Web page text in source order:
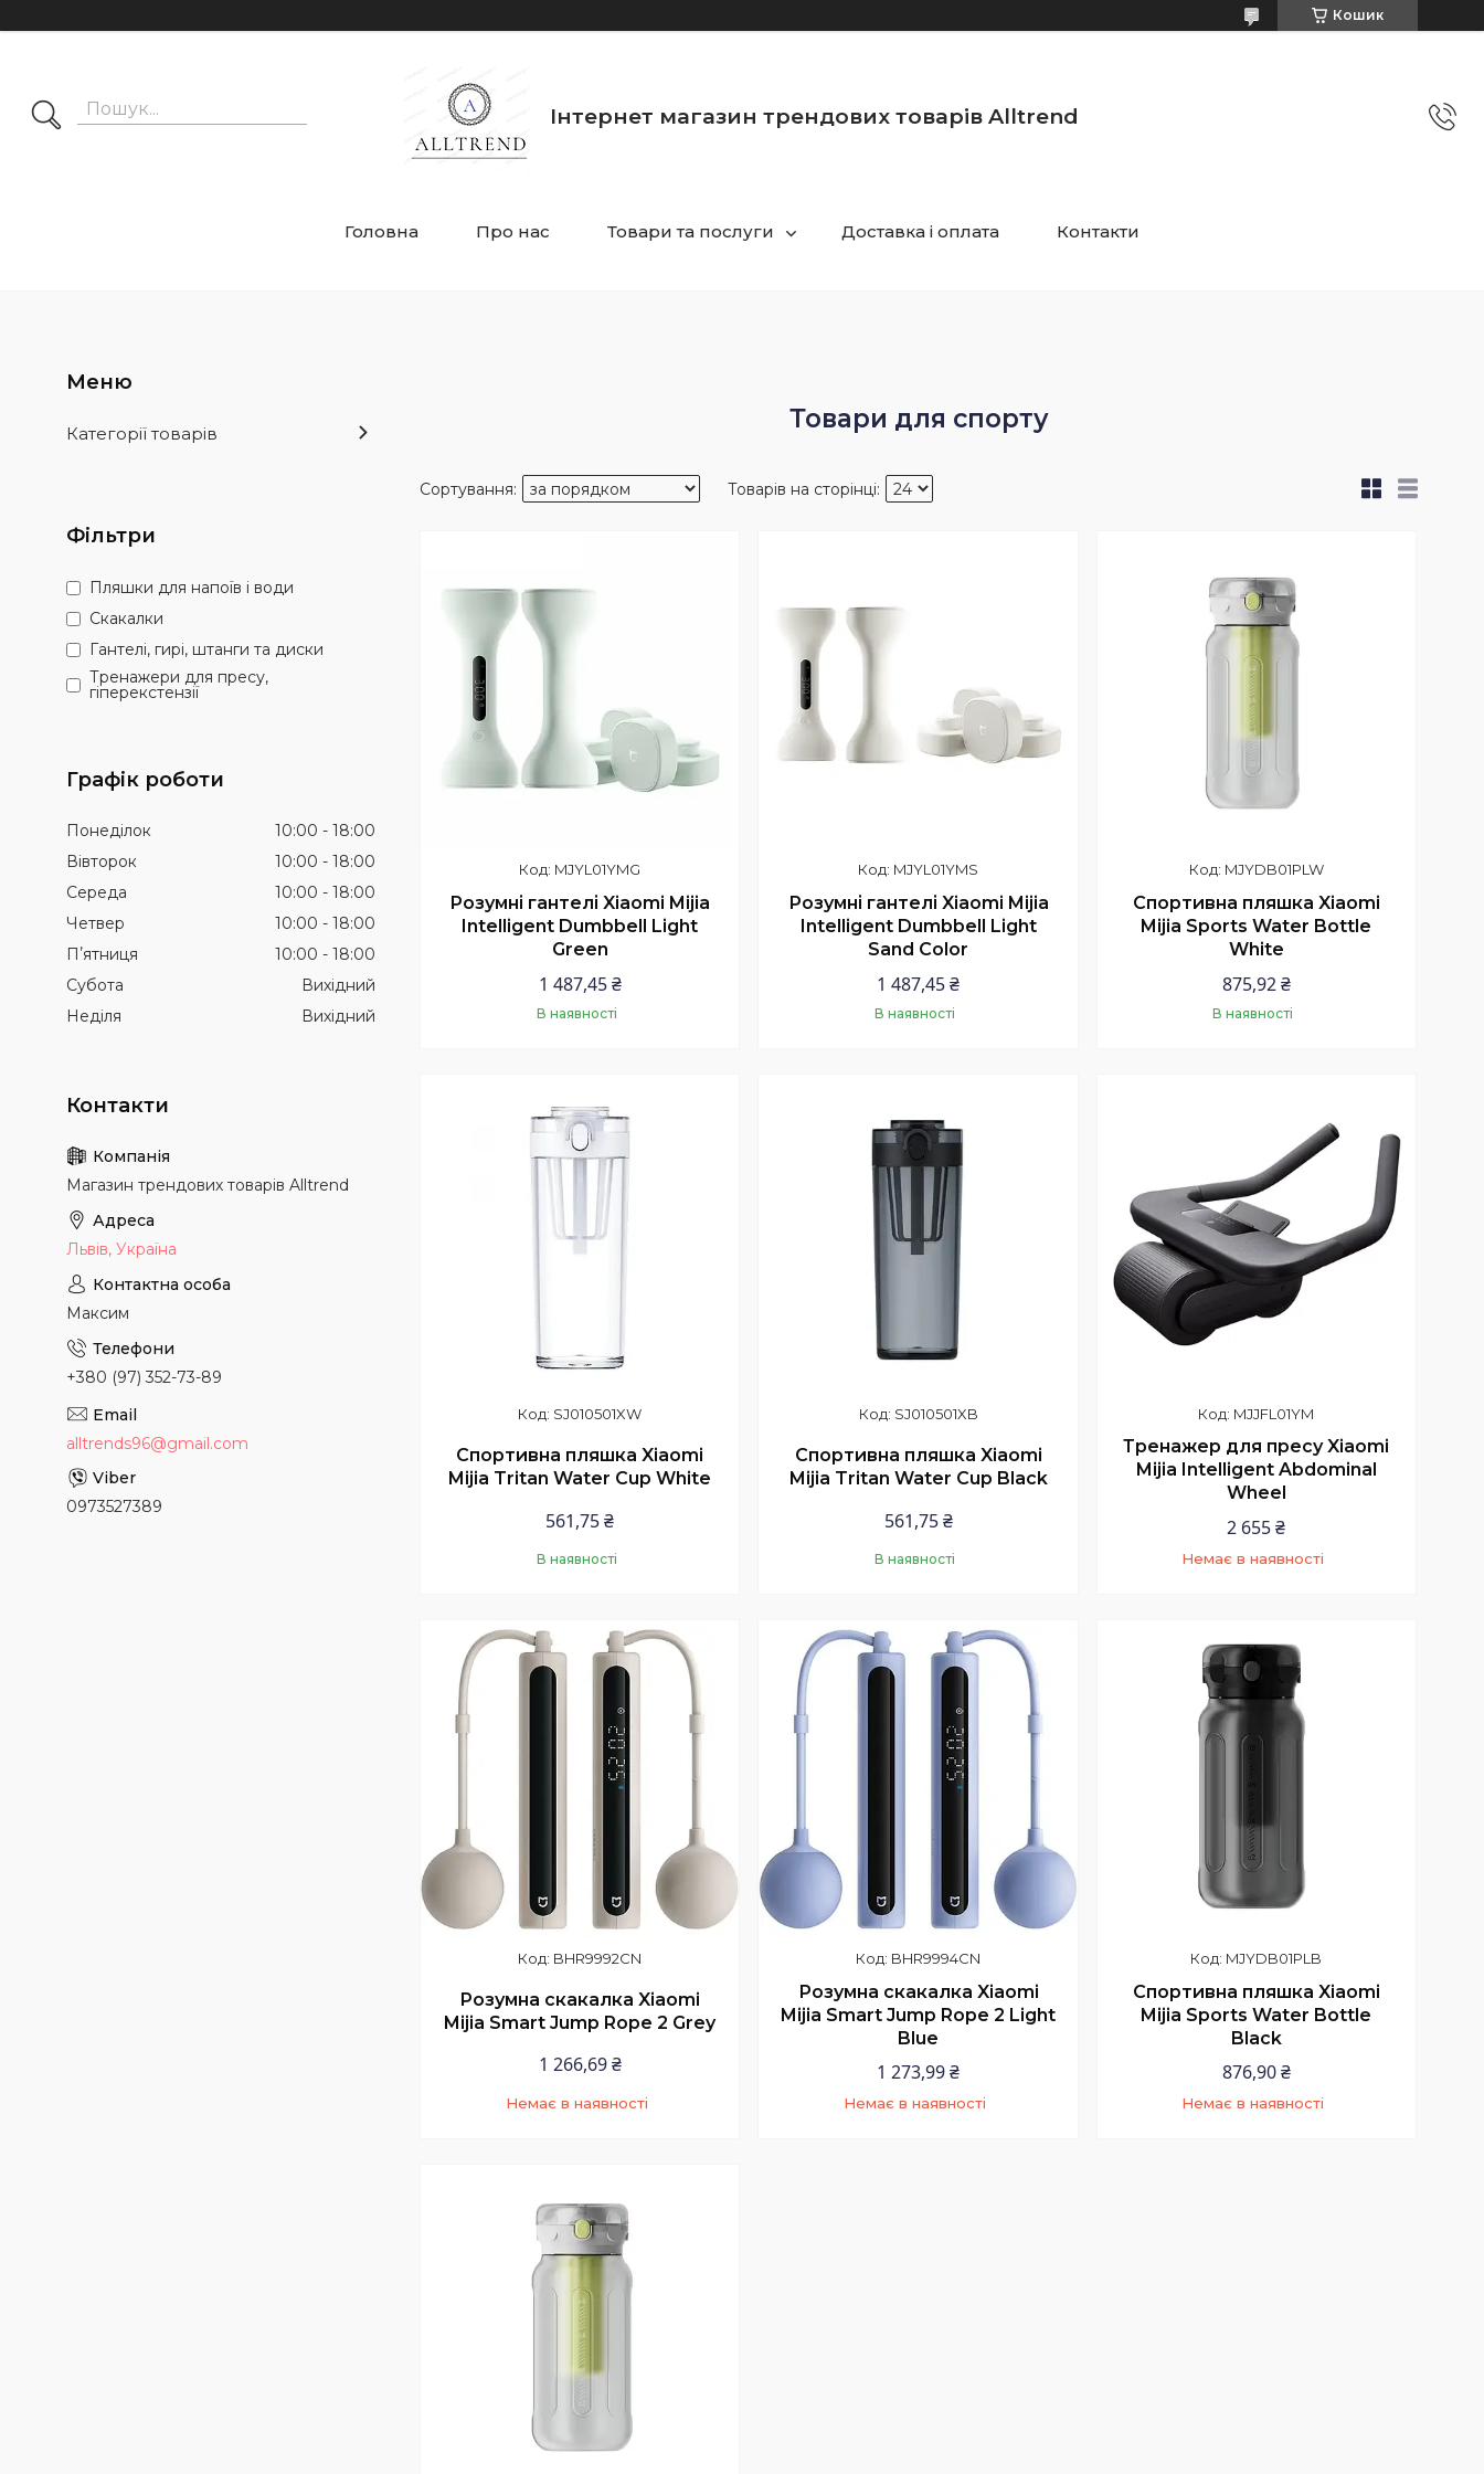
Кошик
Інтернет магазин трендових товарів Alltrend
Головна Про нас Товари та послуги Доставка і оплата Контакти
Товари для спорту
MJYL01YMG
Розумні гантелі Xiaomi Mijia
Intelligent Dumbbell Light
Green
1 487,45 ₴
В наявності
MJYL01YMS
Розумні гантелі Xiaomi Mijia
Intelligent Dumbbell Light
Sand Color
1 487,45 ₴
В наявності
MJYDB01PLW
Спортивна пляшка Xiaomi
Mijia Sports Water Bottle
White
875,92 ₴
В наявності
SJ010501XW
Спортивна пляшка Xiaomi
Mijia Tritan Water Cup White
561,75 ₴
В наявності
Купити
SJ010501XB
Спортивна пляшка Xiaomi
Mijia Tritan Water Cup Black
561,75 ₴
В наявності
Купити
MJJFL01YM
Тренажер для пресу Xiaomi
Mijia Intelligent Abdominal
Wheel
2 655 ₴
Немає в наявності
+380 (97) 352-73-89
BHR9992CN
Розумна скакалка Xiaomi
Mijia Smart Jump Rope 2 Grey
1 266,69 ₴
Немає в наявності
BHR9994CN
Розумна скакалка Xiaomi
Mijia Smart Jump Rope 2 Light
Blue
1 273,99 ₴
Немає в наявності
MJYDB01PLB
Спортивна пляшка Xiaomi
Mijia Sports Water Bottle
Black
876,90 ₴
Немає в наявності
Категорії товарів
Фільтри
Пляшки для напоїв і води
Скакалки
Гантелі, гирі, штанги та диски
Тренажери для пресу,
гіперекстензії
Графік роботи
Понеділок 10:00
18:00
Вівторок
10:00
18:00
Середа
10:00
18:00
Четвер
10:00
18:00
Пʼятниця
10:00
18:00
Субота
Вихідний
Неділя
Вихідний
Магазин трендових товарів Alltrend
Львів, Україна
Максим
+380 (97) 352-73-89
alltrends96@gmail.com
0973527389